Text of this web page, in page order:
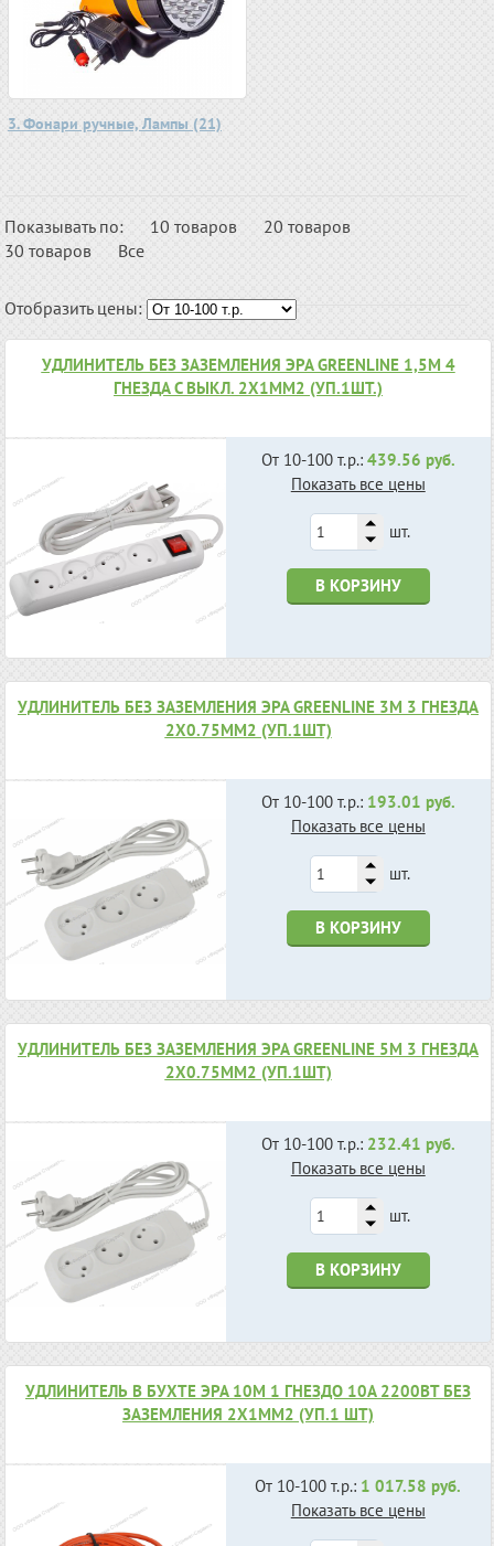
3. Фонари ручные, Лампы (21)
Показывать по: 10 товаров
20 товаров
30 товаров
Все
Отобразить цены:
УДЛИНИТЕЛЬ БЕЗ ЗАЗЕМЛЕНИЯ ЭРА GREENLINE 1,5М 4
ГНЕЗДА С ВЫКЛ. 2X1ММ2 (УП.1ШТ.)
От 10-100 т.р.: 439.56 руб.
Показать все цены
шт.
В КОРЗИНУ
УДЛИНИТЕЛЬ БЕЗ ЗАЗЕМЛЕНИЯ ЭРА GREENLINE 3М 3 ГНЕЗДА
2X0.75ММ2 (УП.1ШТ)
От 10-100 т.р.: 193.01 руб.
Показать все цены
шт.
В КОРЗИНУ
УДЛИНИТЕЛЬ БЕЗ ЗАЗЕМЛЕНИЯ ЭРА GREENLINE 5М 3 ГНЕЗДА
2X0.75ММ2 (УП.1ШТ)
От 10-100 т.р.: 232.41 руб.
Показать все цены
шт.
В КОРЗИНУ
УДЛИНИТЕЛЬ В БУХТЕ ЭРА 10М 1 ГНЕЗДО 10А 2200ВТ БЕЗ
ЗАЗЕМЛЕНИЯ 2X1ММ2 (УП.1 ШТ)
От 10-100 т.р.: 1 017.58 руб.
Показать все цены